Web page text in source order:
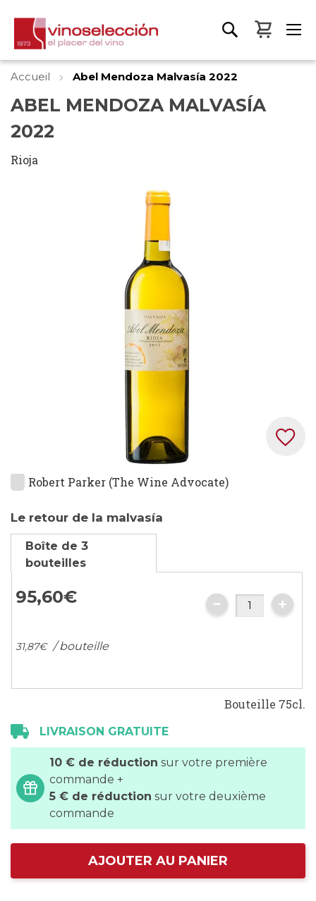
Mon
Accueil Abel Mendoza Malvasía 2022
ABEL MENDOZA MALVASÍA
2022
Rioja
Skip
the
beginning
the
gallery
Robert Parker (The Wine Advocate)
Le retour de la malvasía
Boîte de 3
bouteilles
95,60€
31,87€ / bouteille
Bouteille 75cl.
LIVRAISON GRATUITE
10 € de réduction sur votre première
commande +
5 € de réduction sur votre deuxième
commande
AJOUTER AU PANIER